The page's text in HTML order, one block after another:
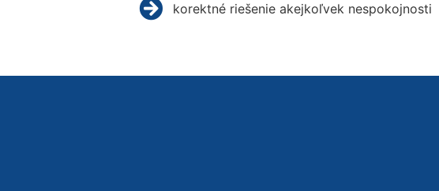
korektné riešenie akejkoľvek nespokojnosti